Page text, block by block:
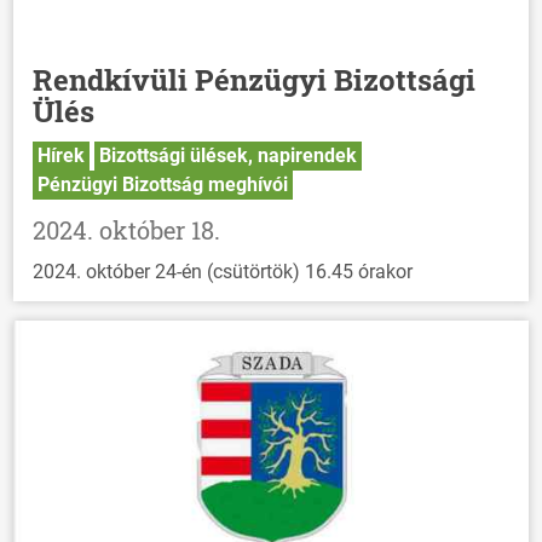
Rendkívüli Pénzügyi Bizottsági
Ülés
Hírek
Bizottsági ülések, napirendek
Pénzügyi Bizottság meghívói
2024. október 18.
2024. október 24-én (csütörtök) 16.45 órakor